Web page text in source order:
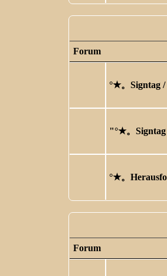
Forum
°★。Signtag /
"°★。Signtag
°★。
Forum